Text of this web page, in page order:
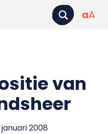
aA
van
januari 2008